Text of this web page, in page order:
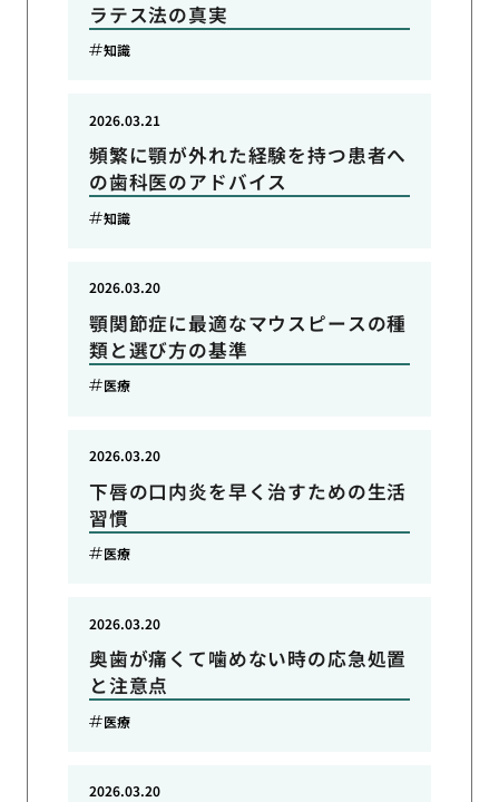
ラテス法の真実
知識
頻繁に顎が外れた経験を持つ患者へ
の歯科医のアドバイス
2026.03.21
知識
顎関節症に最適なマウスピースの種
類と選び方の基準
2026.03.20
医療
下唇の口内炎を早く治すための生活
習慣
2026.03.20
医療
奥歯が痛くて噛めない時の応急処置
と注意点
2026.03.20
医療
2026.03.20